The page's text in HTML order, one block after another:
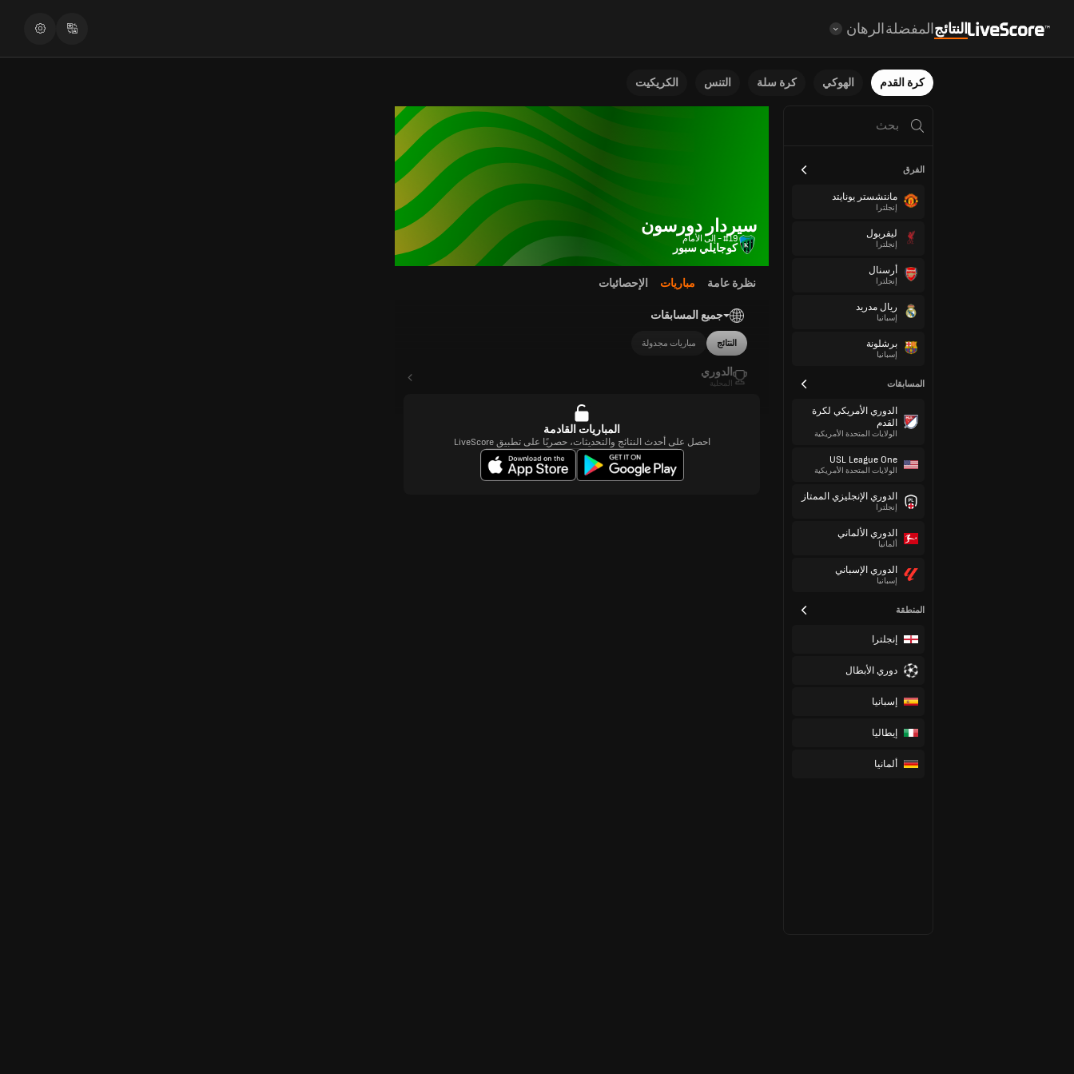
النتائجالمفضلةالرهان
كرة القدم الهوكي كرة سلة التنس الكريكيت
الفرق
مانتشستر يونايتد
إنجلترا
ليفربول
إنجلترا
أرسنال
إنجلترا
ريال مدريد
إسبانيا
برشلونة
إسبانيا
المسابقات
الدوري الأمريكي لكرة
القدم
الولايات المتحدة الأمريكية
USL League One
الولايات المتحدة الأمريكية
الدوري الإنجليزي الممتاز
إنجلترا
الدوري الألماني
ألمانيا
الدوري الإسباني
إسبانيا
المنطقة
إنجلترا
دوري الأبطال
إسبانيا
إيطاليا
ألمانيا
سيردار دورسون
#19 - إلى الأمام
كوجايلي سبور
نظرة عامة مباريات الإحصائيات
جميع المسابقات
النتائج مباريات مجدولة
الدوري
المحلية
المباريات القادمة
احصل على أحدث النتائج والتحديثات، حصريًا على تطبيق LiveScore